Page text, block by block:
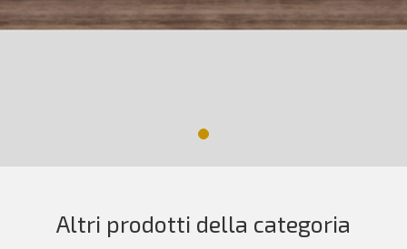
Altri prodotti della categoria